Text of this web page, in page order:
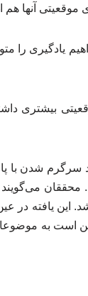
موقعیتی آنها
یادگیری را
بیشتری
سرگرم شدن با
می‌گویند
یافته در عین
است به